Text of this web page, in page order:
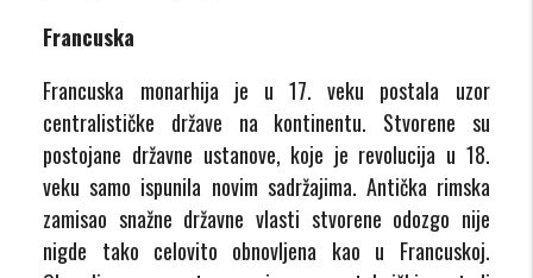
Francuska
Francuska monarhija je u 17. veku postala uzor
centralističke države na kontinentu. Stvorene su
postojane državne ustanove, koje je revolucija u 18.
veku samo ispunila novim sadržajima. Antička rimska
zamisao snažne državne vlasti stvorene odozgo nije
nigde tako celovito obnovljena kao u Francuskoj.